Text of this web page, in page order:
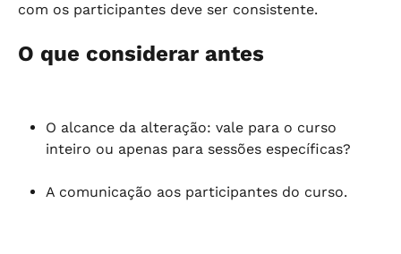
com os participantes deve ser consistente.
O que considerar antes
O alcance da alteração: vale para o curso
inteiro ou apenas para sessões específicas?
A comunicação aos participantes do curso.